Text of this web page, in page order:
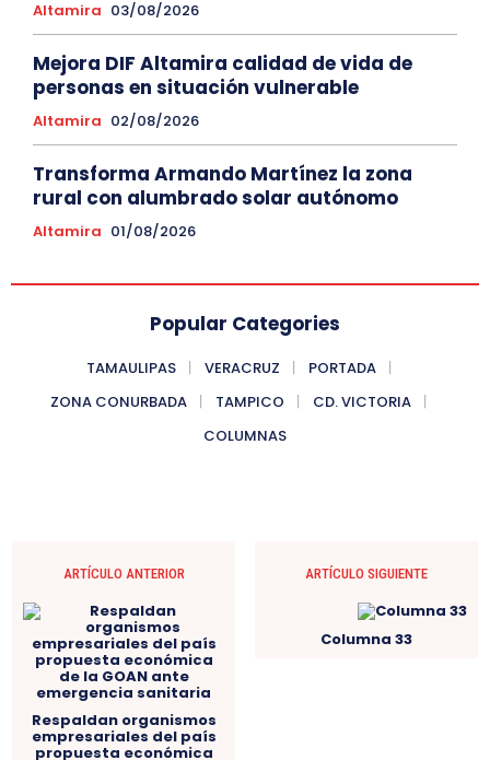
Altamira 03/08/2026
Mejora DIF Altamira calidad de vida de
personas en situación vulnerable
Altamira 02/08/2026
Transforma Armando Martínez la zona
rural con alumbrado solar autónomo
Altamira 01/08/2026
Popular Categories
TAMAULIPAS VERACRUZ
PORTADA
ZONA CONURBADA
TAMPICO
CD. VICTORIA
COLUMNAS
ARTÍCULO ANTERIOR
Respaldan organismos
empresariales del país
propuesta económica
ARTÍCULO SIGUIENTE
Columna 33